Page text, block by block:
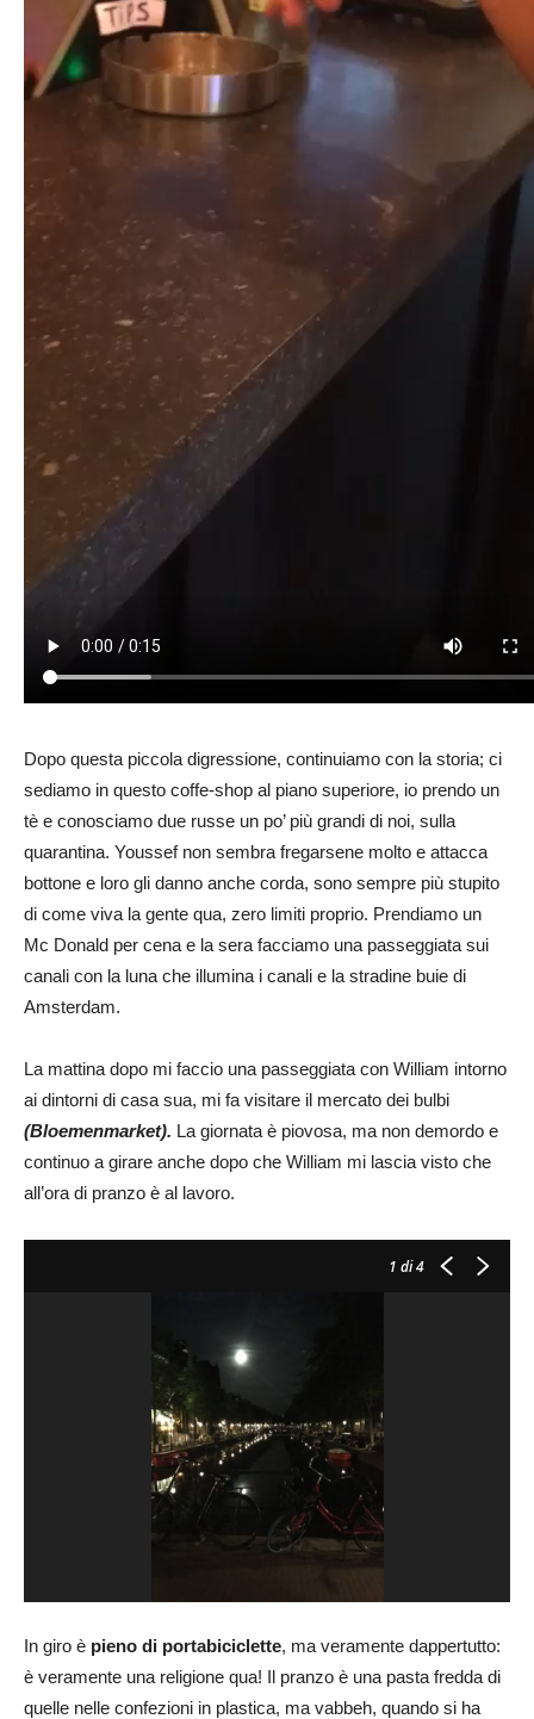
Dopo questa piccola digressione, continuiamo con la storia; ci
sediamo in questo coffe-shop al piano superiore, io prendo un
tè e conosciamo due russe un po’ più grandi di noi, sulla
quarantina. Youssef non sembra fregarsene molto e attacca
bottone e loro gli danno anche corda, sono sempre più stupito
di come viva la gente qua, zero limiti proprio. Prendiamo un
Mc Donald per cena e la sera facciamo una passeggiata sui
canali con la luna che illumina i canali e la stradine buie di
Amsterdam.
La mattina dopo mi faccio una passeggiata con William intorno
ai dintorni di casa sua, mi fa visitare il mercato dei bulbi
(Bloemenmarket). La giornata è piovosa, ma non demordo e
continuo a girare anche dopo che William mi lascia visto che
all’ora di pranzo è al lavoro.
1 di 4
In giro è pieno di portabiciclette, ma veramente dappertutto:
è veramente una religione qua! Il pranzo è una pasta fredda di
quelle nelle confezioni in plastica, ma vabbeh, quando si ha